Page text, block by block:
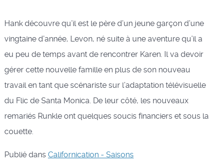
Hank découvre qu’il est le père d’un jeune garçon d’une
vingtaine d’année, Levon, né suite à une aventure qu’il a
eu peu de temps avant de rencontrer Karen. Il va devoir
gérer cette nouvelle famille en plus de son nouveau
travail en tant que scénariste sur l’adaptation télévisuelle
du Flic de Santa Monica. De leur côté, les nouveaux
remariés Runkle ont quelques soucis financiers et sous la
couette.
Publié dans Californication - Saisons